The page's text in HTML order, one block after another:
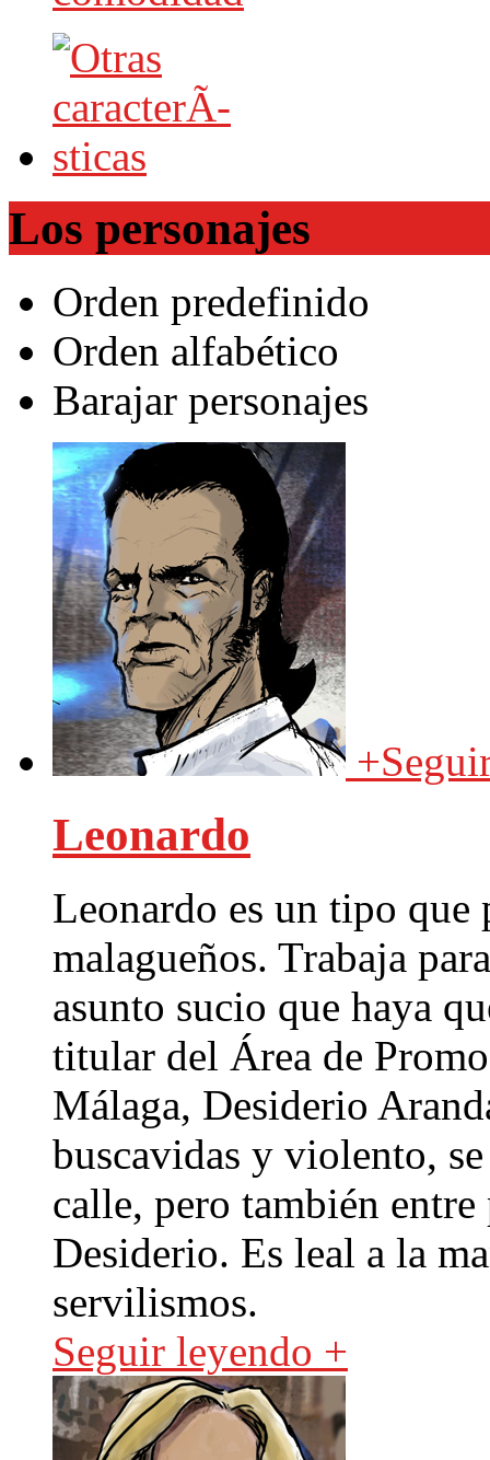
Los personajes
Orden predefinido
Orden alfabético
Barajar personajes
+
Leonardo
Leonardo es un tipo que
malagueños. Trabaja
asunto sucio que haya
titular del Área de
Málaga, Desiderio
buscavidas y violento,
calle, pero también entre
Desiderio. Es leal a la
servilismos.
Seguir leyendo +